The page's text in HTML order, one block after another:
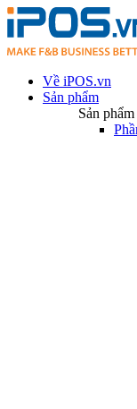
Về iPOS.vn
Sản phẩm
Sản phẩm